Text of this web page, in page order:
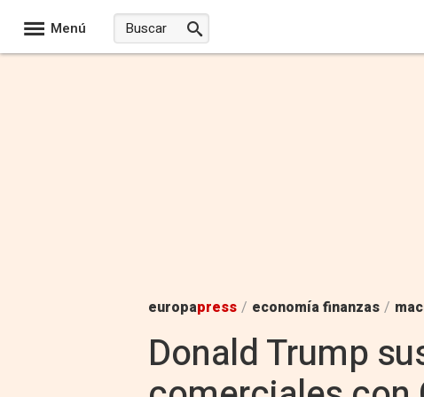
Menú
europapress / economía finanzas /
Donald Trump